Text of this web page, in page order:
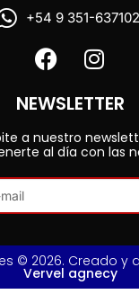
+54 9 351-
NEWSLETTER
a nuestro
al día con las
© 2026. Creado y
Vervel agnecy